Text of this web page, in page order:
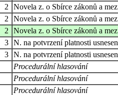
2
Novela z. o Sbírce zákonů a
2
Novela z. o Sbírce zákonů a
2
Novela z. o Sbírce zákonů a
3 N. na potvrzení platnosti
3 N. na potvrzení platnosti
Procedurální hlasování
Procedurální hlasování
Procedurální hlasování